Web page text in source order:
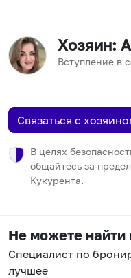
Хозяин:
Вступление в
Связаться с
В целях
общайтесь за
Кукурента.
Не можете
Специалист по
лучшее